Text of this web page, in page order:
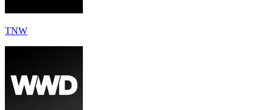
TNW